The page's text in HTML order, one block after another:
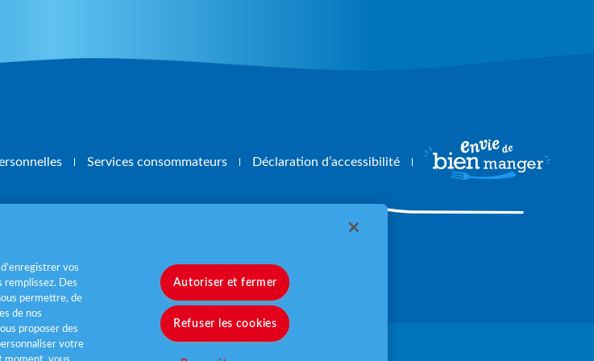
Services consommateurs Déclaration d’accessibilité
et légumes par jourwww.mangerbouger.fr
vos
remplissez. Des
permettre, de
de nos
proposer des
votre
Autoriser et fermer
Refuser les cookies